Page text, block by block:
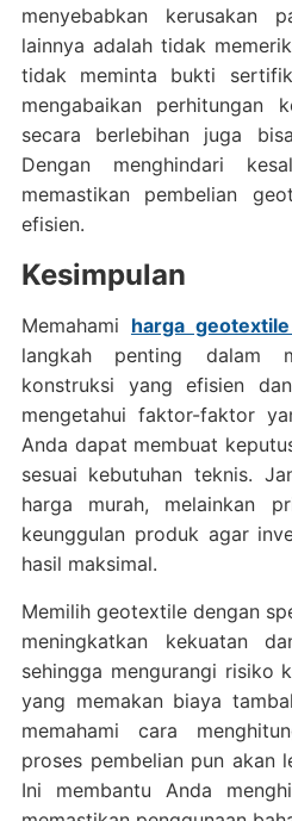
menyebabkan kerusakan
lainnya adalah tidak
tidak meminta bukti
mengabaikan perhitungan
secara berlebihan juga
Dengan menghindari
memastikan pembelian
efisien.
Kesimpulan
Memahami harga
langkah penting dalam
konstruksi yang efisien
mengetahui faktor-faktor
Anda dapat membuat
sesuai kebutuhan teknis.
harga murah, melainkan
keunggulan produk agar
hasil maksimal.
Memilih geotextile dengan
meningkatkan kekuatan
sehingga mengurangi risiko
yang memakan biaya
memahami cara
proses pembelian pun akan
Ini membantu Anda